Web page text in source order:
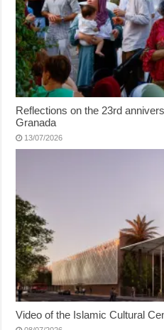
Reflections on the 23rd
Granada
13/07/2026
Video of the Islamic Cultural